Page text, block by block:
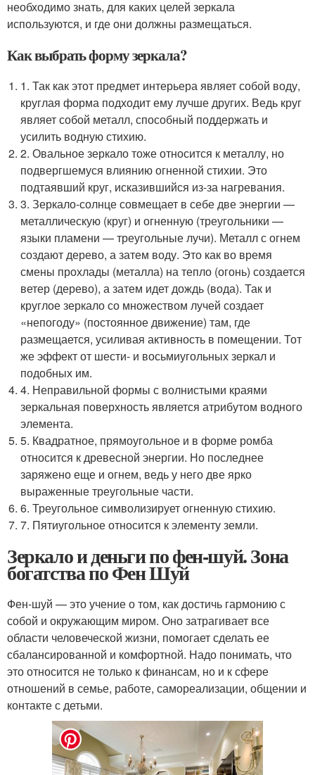
необходимо знать, для каких целей зеркала
используются, и где они должны размещаться.
Как выбрать форму зеркала?
1. Так как этот предмет интерьера являет собой воду,
круглая форма подходит ему лучше других. Ведь круг
являет собой металл, способный поддержать и
усилить водную стихию.
2. Овальное зеркало тоже относится к металлу, но
подвергшемуся влиянию огненной стихии. Это
подтаявший круг, исказившийся из-за нагревания.
3. Зеркало-солнце совмещает в себе две энергии —
металлическую (круг) и огненную (треугольники —
языки пламени — треугольные лучи). Металл с огнем
создают дерево, а затем воду. Это как во время
смены прохлады (металла) на тепло (огонь) создается
ветер (дерево), а затем идет дождь (вода). Так и
круглое зеркало со множеством лучей создает
«непогоду» (постоянное движение) там, где
размещается, усиливая активность в помещении. Тот
же эффект от шести- и восьмиугольных зеркал и
подобных им.
4. Неправильной формы с волнистыми краями
зеркальная поверхность является атрибутом водного
элемента.
5. Квадратное, прямоугольное и в форме ромба
относится к древесной энергии. Но последнее
заряжено еще и огнем, ведь у него две ярко
выраженные треугольные части.
6. Треугольное символизирует огненную стихию.
7. Пятиугольное относится к элементу земли.
Зеркало и деньги по фен-шуй. Зона
богатства по Фен Шуй
Фен-шуй — это учение о том, как достичь гармонию с
собой и окружающим миром. Оно затрагивает все
области человеческой жизни, помогает сделать ее
сбалансированной и комфортной. Надо понимать, что
это относится не только к финансам, но и к сфере
отношений в семье, работе, самореализации, общении и
контакте с детьми.